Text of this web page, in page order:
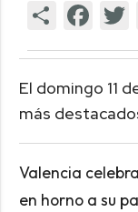
El domingo 11
más
Valencia
en horno a su